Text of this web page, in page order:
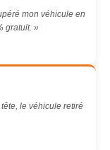
mon véhicule en
gratuit. »
le véhicule retiré